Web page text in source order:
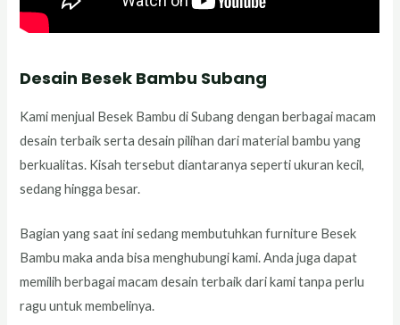
Desain Besek Bambu Subang
Kami menjual Besek Bambu di Subang dengan berbagai macam
desain terbaik serta desain pilihan dari material bambu yang
berkualitas. Kisah tersebut diantaranya seperti ukuran kecil,
sedang hingga besar.
Bagian yang saat ini sedang membutuhkan furniture Besek
Bambu maka anda bisa menghubungi kami. Anda juga dapat
memilih berbagai macam desain terbaik dari kami tanpa perlu
ragu untuk membelinya.